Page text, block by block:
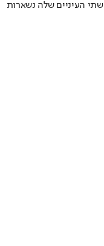
העיניים שלה נשארות